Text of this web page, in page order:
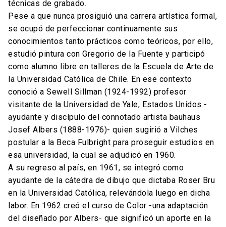
técnicas de grabado.
Pese a que nunca prosiguió una carrera artística formal,
se ocupó de perfeccionar continuamente sus
conocimientos tanto prácticos como teóricos, por ello,
estudió pintura con Gregorio de la Fuente y participó
como alumno libre en talleres de la Escuela de Arte de
la Universidad Católica de Chile. En ese contexto
conoció a Sewell Sillman (1924-1992) profesor
visitante de la Universidad de Yale, Estados Unidos -
ayudante y discípulo del connotado artista bauhaus
Josef Albers (1888-1976)- quien sugirió a Vilches
postular a la Beca Fulbright para proseguir estudios en
esa universidad, la cual se adjudicó en 1960.
A su regreso al país, en 1961, se integró como
ayudante de la cátedra de dibujo que dictaba Roser Bru
en la Universidad Católica, relevándola luego en dicha
labor. En 1962 creó el curso de Color -una adaptación
del diseñado por Albers- que significó un aporte en la